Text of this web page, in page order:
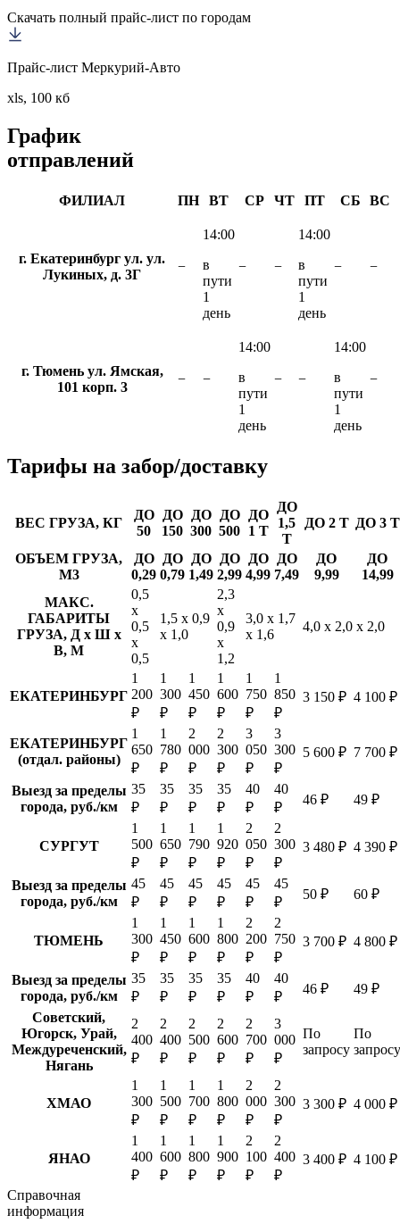
Скачать полный прайс-лист по городам
Прайс-лист Меркурий-Авто
xls, 100 кб
График
отправлений
ФИЛИАЛ ПН ВТ СР ЧТ ПТ СБ ВС
г. Екатеринбург ул. ул.
Лукиных, д. 3Г
−
14:00
в
пути
1
день
− −
14:00
в
пути
1
день
− −
г. Тюмень ул. Ямская,
101 корп. 3
− −
14:00
в
пути
1
день
− −
14:00
в
пути
1
день
−
Тарифы на забор/доставку
ВЕС ГРУЗА, КГ
ДО
50
ДО
150
ДО
300
ДО
500
ДО
1 Т
ДО
1,5
Т
ДО 2 Т ДО 3 Т
ОБЪЕМ ГРУЗА,
М3
ДО
0,29
ДО
0,79
ДО
1,49
ДО
2,99
ДО
4,99
ДО
7,49
ДО
9,99
ДО
14,99
МАКС.
ГАБАРИТЫ
ГРУЗА, Д х Ш х
В, М
0,5
х
0,5
х
0,5
1,5 х 0,9
х 1,0
2,3
х
0,9
х
1,2
3,0 х 1,7
х 1,6
4,0 х 2,0 х 2,0
ЕКАТЕРИНБУРГ
1
200
₽
1
300
₽
1
450
₽
1
600
₽
1
750
₽
1
850
₽
3 150 ₽ 4 100 ₽
ЕКАТЕРИНБУРГ
(отдал. районы)
1
650
₽
1
780
₽
2
000
₽
2
300
₽
3
050
₽
3
300
₽
5 600 ₽ 7 700 ₽
Выезд за пределы
города, руб./км
35
₽
35
₽
35
₽
35
₽
40
₽
40
₽
46 ₽ 49 ₽
СУРГУТ
1
500
₽
1
650
₽
1
790
₽
1
920
₽
2
050
₽
2
300
₽
3 480 ₽ 4 390 ₽
Выезд за пределы
города, руб./км
45
₽
45
₽
45
₽
45
₽
45
₽
45
₽
50 ₽ 60 ₽
ТЮМЕНЬ
1
300
₽
1
450
₽
1
600
₽
1
800
₽
2
200
₽
2
750
₽
3 700 ₽ 4 800 ₽
Выезд за пределы
города, руб./км
35
₽
35
₽
35
₽
35
₽
40
₽
40
₽
46 ₽
49 ₽
Советский,
Югорск, Урай,
Междуреченский,
Нягань
2
400
₽
2
400
₽
2
500
₽
2
600
₽
2
700
₽
3
000
₽
По
запросу
По
запросу
ХМАО
1
300
₽
1
500
₽
1
700
₽
1
800
₽
2
000
₽
2
300
₽
3 300 ₽ 4 000 ₽
ЯНАО
1
400
₽
1
600
₽
1
800
₽
1
900
₽
2
100
₽
2
400
₽
3 400 ₽ 4 100 ₽
Справочная
информация